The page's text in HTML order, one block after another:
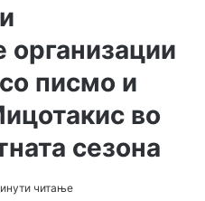
организации
писмо и
во
сезона
читање